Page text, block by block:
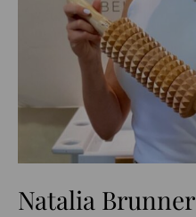
Natalia Brunner